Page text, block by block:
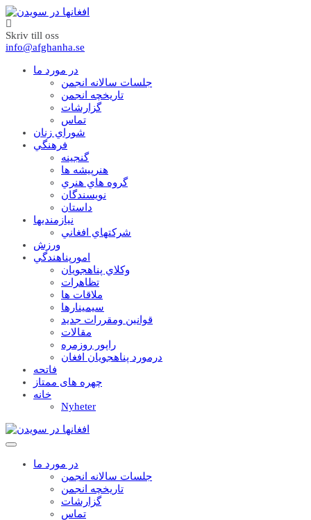
Skriv till oss
info@afghanha.se
در مورد ما
جلسات سالانه انجمن
تاریخچه انجمن
گزارشات
تماس
شوراي زنان
فرهنگي
گنجينه
هنرپيشه ها
گروه هاي هنري
نويسندگان
داستان
نيازمنديها
شرکتهاي افغاني
ورزش
امورپناهندگي
وکلاي پناهجويان
تظاهرات
ملاقات ها
سيمينارها
قوانين ومقررات جديد
مقالات
راپور روزمره
درمورد پناهجويان افغان
فاتحه
چهره های ممتاز
خانه
Nyheter
در مورد ما
جلسات سالانه انجمن
تاریخچه انجمن
گزارشات
تماس